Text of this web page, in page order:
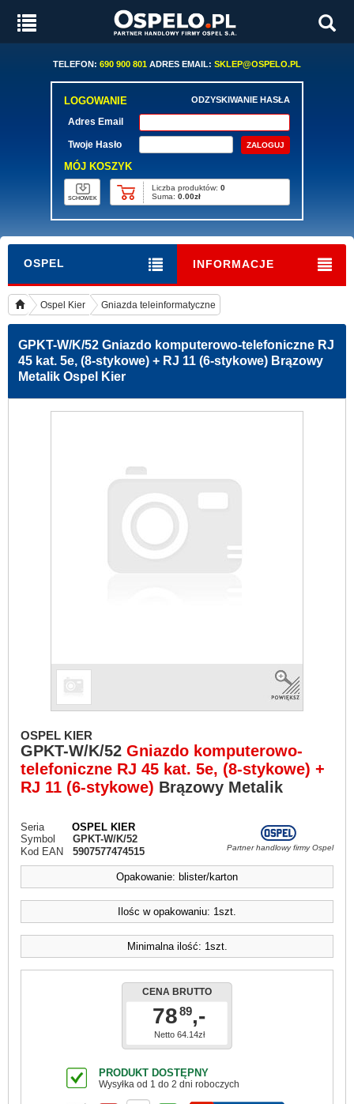
TELEFON: 690 900 801 ADRES EMAIL: SKLEP@OSPELO.PL
LOGOWANIE ODZYSKIWANIE HASŁA
Adres Email
Twoje Hasło
MÓJ KOSZYK
SCHOWEK
Liczba produktów: 0
Suma: 0.00zł
OSPEL INFORMACJE
Ospel Kier Gniazda teleinformatyczne
GPKT-W/K/52 Gniazdo komputerowo-telefoniczne RJ
45 kat. 5e, (8-stykowe) + RJ 11 (6-stykowe) Brązowy
Metalik Ospel Kier
OSPEL KIER
GPKT-W/K/52 Gniazdo komputerowo-
telefoniczne RJ 45 kat. 5e, (8-stykowe) +
RJ 11 (6-stykowe) Brązowy Metalik
Seria
OSPEL KIER
Symbol
GPKT-W/K/52
Kod EAN
5907577474515 Partner handlowy firmy Ospel
Opakowanie: blister/karton
Ilośc w opakowaniu: 1szt.
Minimalna ilość: 1szt.
CENA BRUTTO
7889,-
Netto 64.14zł
PRODUKT DOSTĘPNY
Wysyłka od 1 do 2 dni roboczych